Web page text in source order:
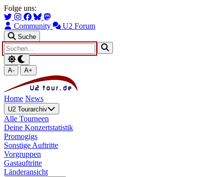
Zum Hauptinhalt springen
Zur Navigation springen
Folge uns:
Community U2 Forum
Suche
A- A+
Home News
U2 Tourarchiv
Alle Tourneen
Deine Konzertstatistik
Promogigs
Sonstige Auftritte
Vorgruppen
Gastauftritte
Länderansicht